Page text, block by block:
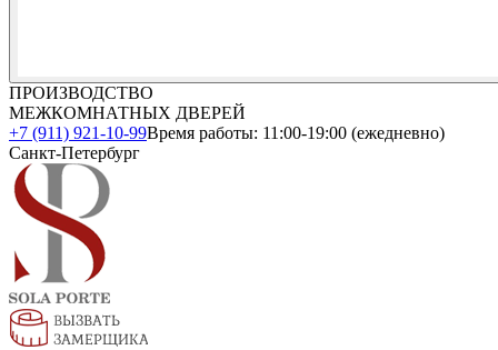
ПРОИЗВОДСТВО
МЕЖКОМНАТНЫХ ДВЕРЕЙ
+7 (911) 921-10-99Время работы: 11:00-19:00 (ежедневно)
Санкт-Петербург